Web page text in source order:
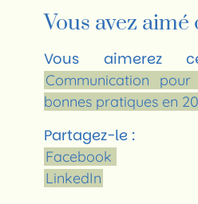
Vous avez
Vous aimerez
Communication
bonnes pratiques en
Partagez-le :
Facebook
LinkedIn